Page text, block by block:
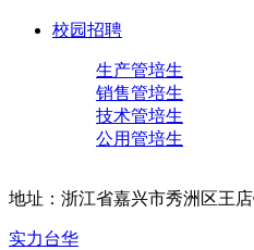
校园招聘
生产管培生
销售管培生
技术管培生
公用管培生
地址：浙江省嘉兴市秀洲区王
实力台华